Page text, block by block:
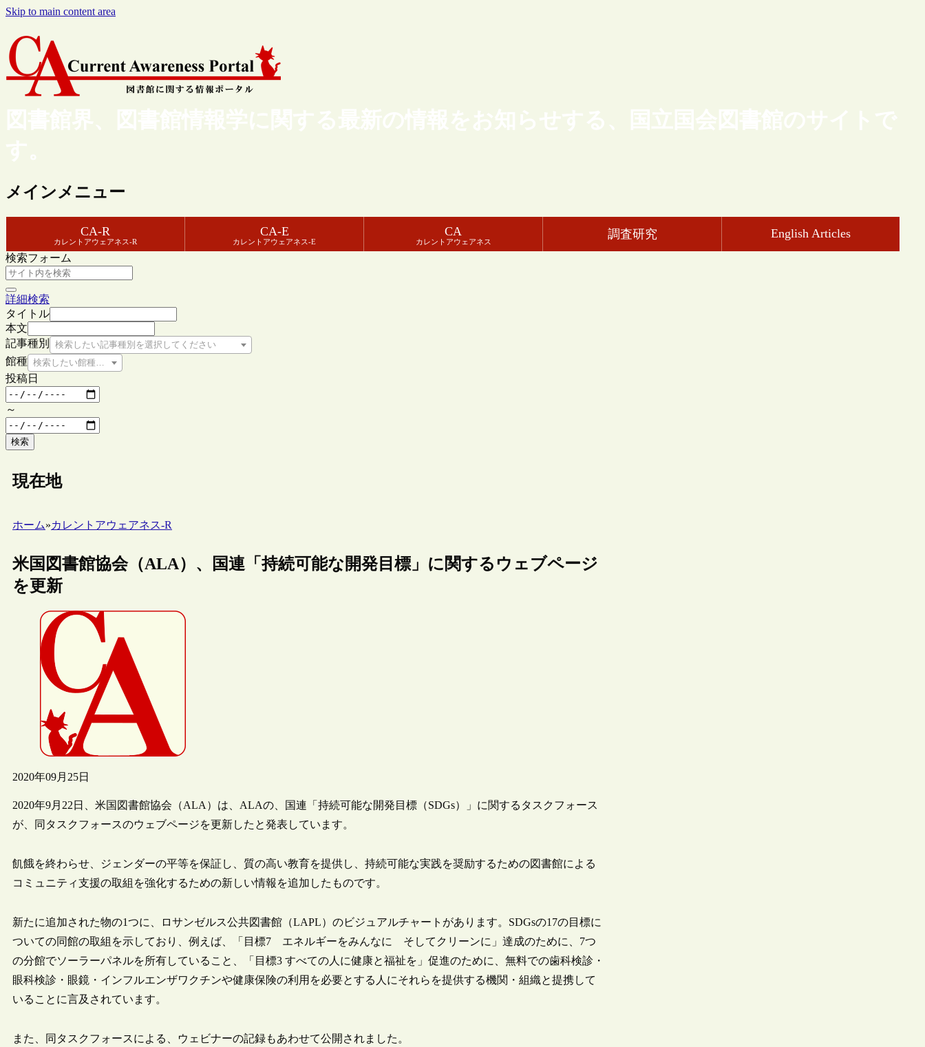
Skip to main content area
図書館界、図書館情報学に関する最新の情報をお知らせする、国立国会図書館のサイトで
す。
メインメニュー
CA-R
カレントアウェアネス-R
CA-E
カレントアウェアネス-E
CA
カレントアウェアネス
調査研究 English Articles
検索フォーム
詳細検索
タイトル
本文
記事種別
検索したい記事種別を選択してください
館種 検索したい館種を選択してください
投稿日
～
検索
現在地
ホーム»カレントアウェアネス-R
米国図書館協会（ALA）、国連「持続可能な開発目標」に関するウェブページ
を更新
2020年09月25日
2020年9月22日、米国図書館協会（ALA）は、ALAの、国連「持続可能な開発目標（SDGs）」に関するタスクフォース
が、同タスクフォースのウェブページを更新したと発表しています。
飢餓を終わらせ、ジェンダーの平等を保証し、質の高い教育を提供し、持続可能な実践を奨励するための図書館による
コミュニティ支援の取組を強化するための新しい情報を追加したものです。
新たに追加された物の1つに、ロサンゼルス公共図書館（LAPL）のビジュアルチャートがあります。SDGsの17の目標に
ついての同館の取組を示しており、例えば、「目標7 エネルギーをみんなに そしてクリーンに」達成のために、7つ
の分館でソーラーパネルを所有していること、「目標3 すべての人に健康と福祉を」促進のために、無料での歯科検診・
眼科検診・眼鏡・インフルエンザワクチンや健康保険の利用を必要とする人にそれらを提供する機関・組織と提携して
いることに言及されています。
また、同タスクフォースによる、ウェビナーの記録もあわせて公開されました。